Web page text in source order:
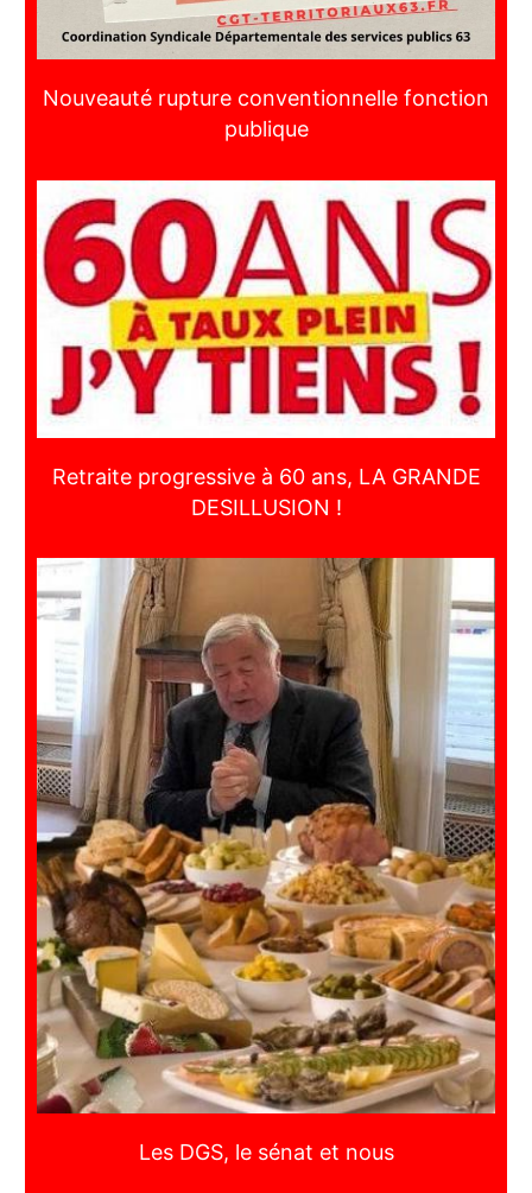
Nouveauté rupture conventionnelle fonction
publique
Retraite progressive à 60 ans, LA GRANDE
DESILLUSION !
Les DGS, le sénat et nous